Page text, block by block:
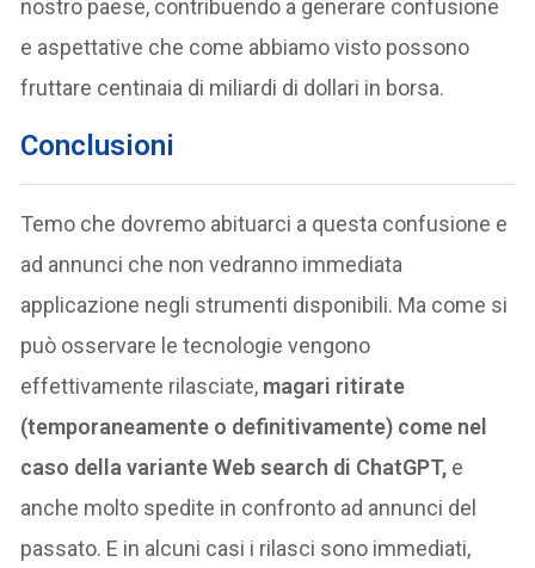
nostro paese, contribuendo a generare confusione
e aspettative che come abbiamo visto possono
fruttare centinaia di miliardi di dollari in borsa.
Conclusioni
Temo che dovremo abituarci a questa confusione e
ad annunci che non vedranno immediata
applicazione negli strumenti disponibili. Ma come si
può osservare le tecnologie vengono
effettivamente rilasciate, magari ritirate
(temporaneamente o definitivamente) come nel
caso della variante Web search di ChatGPT, e
anche molto spedite in confronto ad annunci del
passato. E in alcuni casi i rilasci sono immediati,